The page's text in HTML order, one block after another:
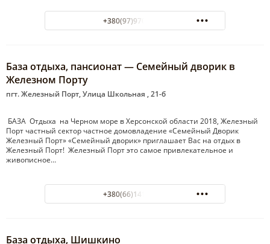
+380(97)970-55-55
База отдыха, пансионат — Семейный дворик в
Железном Порту
пгт. Железный Порт, Улица Школьная , 21-б
БАЗА Отдыха на Черном море в Херсонской области 2018, Железный
Порт частный сектор частное домовладение «Семейный Дворик
Железный Порт» «Семейный дворик» приглашает Вас на отдых в
Железный Порт! Железный Порт это самое привлекательное и
живописное…
+380(66)141-57-77
База отдыха, Шишкино